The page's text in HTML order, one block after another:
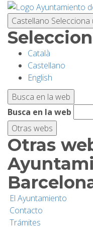
Castellano Selecciona
Català
Castellano
English
Busca en la web
Busca en la web
Otras webs
Otras
El Ayuntamiento
Contacto
Trámites
Pasar
contenido
principal
PLANIFICA TU VISITA
BIODIVERSIDAD
ACTIVIDADES
ESCUELAS
INVESTIGACIÓN/
SOSTENIBILIDAD